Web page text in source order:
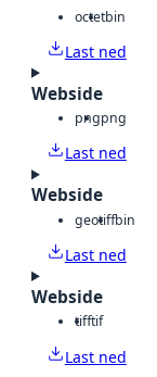
octetbin
Last ned
Webside
pngpng
Last ned
Webside
geotiffbin
Last ned
Webside
tifftif
Last ned